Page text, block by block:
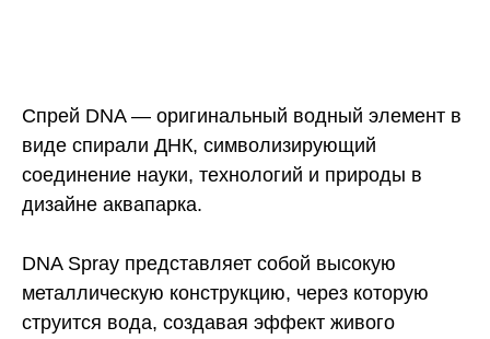
Спрей DNA — оригинальный водный элемент в
виде спирали ДНК, символизирующий
соединение науки, технологий и природы в
дизайне аквапарка.
DNA Spray представляет собой высокую
металлическую конструкцию, через которую
струится вода, создавая эффект живого